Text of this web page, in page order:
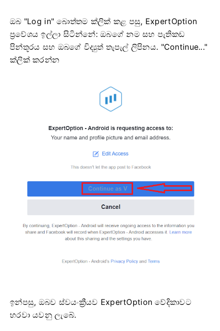
ඔබ "Log in" බොත්තම ක්ලික් කළ පසු, ExpertOption
ප්‍රවේශය ඉල්ලා සිටින්නේ: ඔබගේ නම සහ පැතිකඩ
පින්තූරය සහ ඔබගේ විද්‍යුත් තැපැල් ලිපිනය. "Continue..."
ක්ලික් කරන්න
ඉන්පසු, ඔබව ස්වයංක්‍රීයව ExpertOption වේදිකාවට
හරවා යවනු ලැබේ.